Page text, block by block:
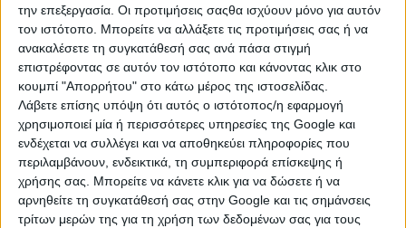
την επεξεργασία. Οι προτιμήσεις σαςθα ισχύουν μόνο για αυτόν
τον ιστότοπο. Μπορείτε να αλλάξετε τις προτιμήσεις σας ή να
ανακαλέσετε τη συγκατάθεσή σας ανά πάσα στιγμή
επιστρέφοντας σε αυτόν τον ιστότοπο και κάνοντας κλικ στο
κουμπί "Απορρήτου" στο κάτω μέρος της ιστοσελίδας.
Λάβετε επίσης υπόψη ότι αυτός ο ιστότοπος/η εφαρμογή
χρησιμοποιεί μία ή περισσότερες υπηρεσίες της Google και
ενδέχεται να συλλέγει και να αποθηκεύει πληροφορίες που
περιλαμβάνουν, ενδεικτικά, τη συμπεριφορά επίσκεψης ή
χρήσης σας. Μπορείτε να κάνετε κλικ για να δώσετε ή να
αρνηθείτε τη συγκατάθεσή σας στην Google και τις σημάνσεις
τρίτων μερών της για τη χρήση των δεδομένων σας για τους
ΚΑΤΗΓΟΡΙΕΣ